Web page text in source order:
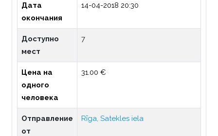
Дата
окончания
14-04-2018 20:30
Доступно
мест
7
Цена на
одного
человека
31.00 €
Отправление
от
Rīga, Satekles iela